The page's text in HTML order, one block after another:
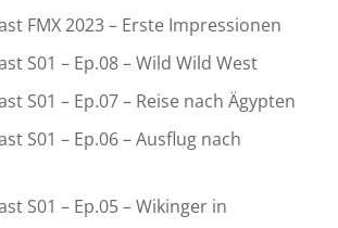
FMX 2023 – Erste Impressionen
S01 – Ep.08 – Wild Wild West
S01 – Ep.07 – Reise nach Ägypten
S01 – Ep.06 – Ausflug nach
S01 – Ep.05 – Wikinger in